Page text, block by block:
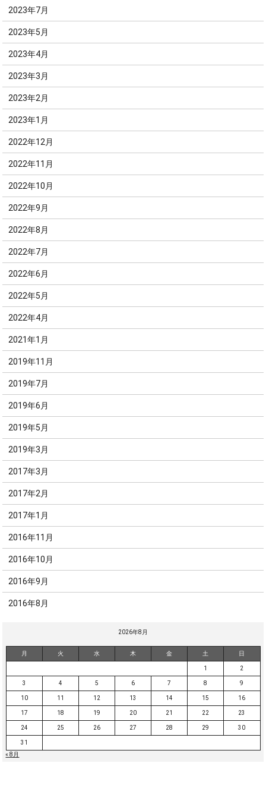
2023年7月
2023年5月
2023年4月
2023年3月
2023年2月
2023年1月
2022年12月
2022年11月
2022年10月
2022年9月
2022年8月
2022年7月
2022年6月
2022年5月
2022年4月
2021年1月
2019年11月
2019年7月
2019年6月
2019年5月
2019年3月
2017年3月
2017年2月
2017年1月
2016年11月
2016年10月
2016年9月
2016年8月
2026年8月
月 火 水 木 金 土 日
1 2
3 4 5 6 7 8 9
10 11 12 13 14 15 16
17 18 19 20 21 22 23
24 25 26 27 28 29 30
31
« 8月